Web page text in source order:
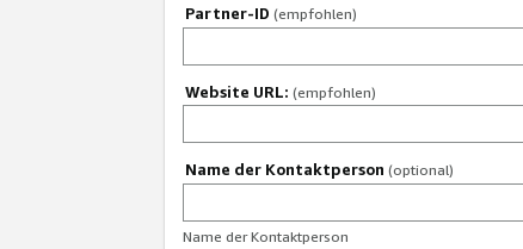
Partner-ID (empfohlen)
Website URL: (empfohlen)
Name der Kontaktperson (optional)
Name der Kontaktperson